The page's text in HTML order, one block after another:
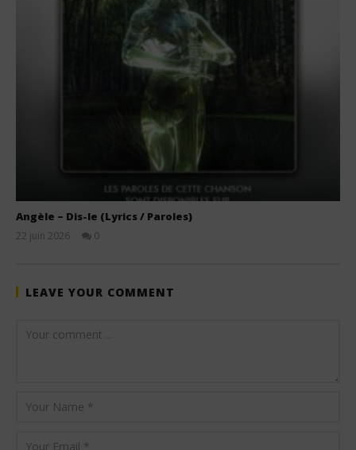
Angèle – Dis-le (Lyrics / Paroles)
22 juin 2026
0
LEAVE YOUR COMMENT